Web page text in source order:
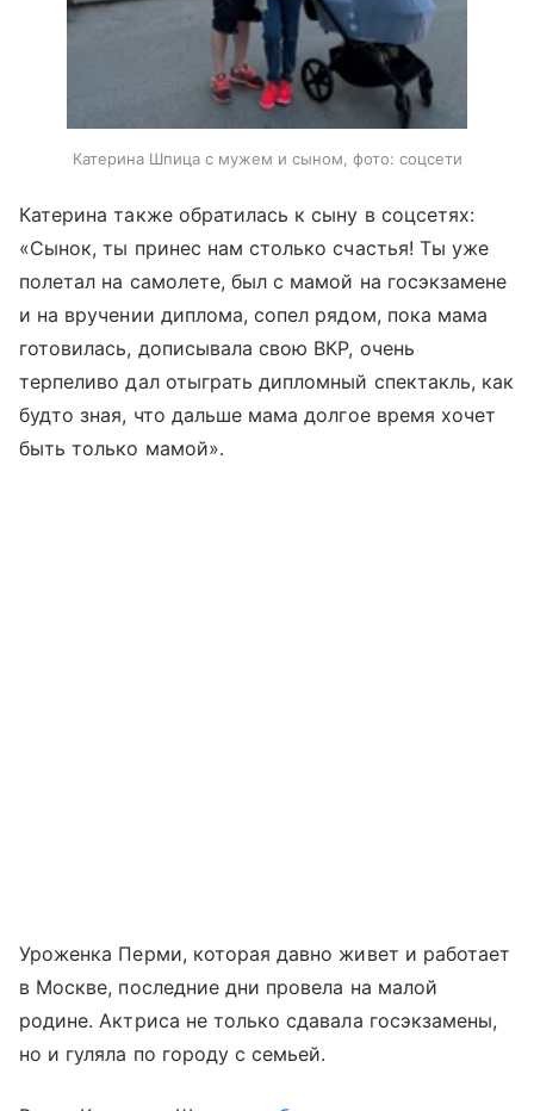
Катерина Шпица с мужем и сыном, фото: соцсети
Катерина также обратилась к сыну в соцсетях:
«Сынок, ты принес нам столько счастья! Ты уже
полетал на самолете, был с мамой на госэкзамене
и на вручении диплома, сопел рядом, пока мама
готовилась, дописывала свою ВКР, очень
терпеливо дал отыграть дипломный спектакль, как
будто зная, что дальше мама долгое время хочет
быть только мамой».
Уроженка Перми, которая давно живет и работает
в Москве, последние дни провела на малой
родине. Актриса не только сдавала госэкзамены,
но и гуляла по городу с семьей.